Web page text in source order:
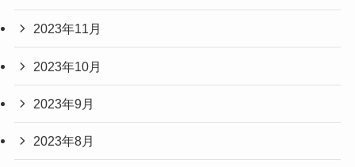
2023年11月
2023年10月
2023年9月
2023年8月